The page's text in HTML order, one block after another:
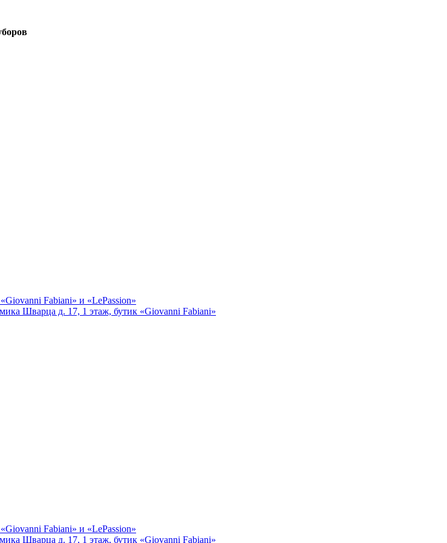
Fabiani» и «LePassion»
Шварца д. 17, 1 этаж, бутик «Giovanni Fabiani»
Fabiani» и «LePassion»
Шварца д. 17, 1 этаж, бутик «Giovanni Fabiani»